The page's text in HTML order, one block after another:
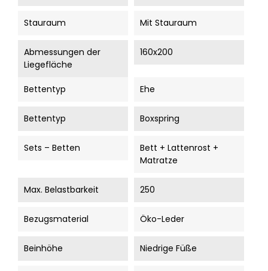
Stauraum Mit Stauraum
Abmessungen der
Liegefläche
160x200
Bettentyp Ehe
Bettentyp Boxspring
Sets – Betten
Bett + Lattenrost +
Matratze
Max. Belastbarkeit 250
Bezugsmaterial Öko-Leder
Beinhöhe Niedrige Füße